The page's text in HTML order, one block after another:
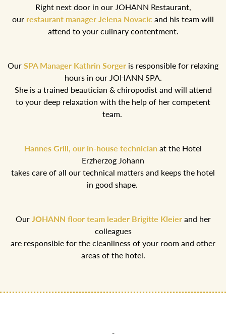
Right next door in our JOHANN Restaurant,
our restaurant manager Jelena Novacic and his team will
attend to your culinary contentment.
Our SPA Manager Kathrin Sorger is responsible for relaxing
hours in our JOHANN SPA.
She is a trained beautician & chiropodist and will attend
to your deep relaxation with the help of her competent
team.
Hannes Grill, our in-house technician at the Hotel
Erzherzog Johann
takes care of all our technical matters and keeps the hotel
in good shape.
Our JOHANN floor team leader Brigitte Kleierand her
colleagues
are responsible for the cleanliness of your room and other
areas of the hotel.